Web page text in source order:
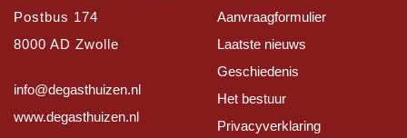
Postbus 174
8000 AD Zwolle
info@degasthuizen.nl
www.degasthuizen.nl
Aanvraagformulier
Laatste nieuws
Geschiedenis
Het bestuur
Privacyverklaring